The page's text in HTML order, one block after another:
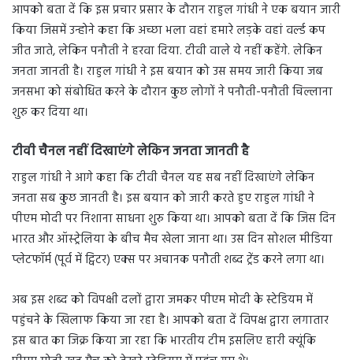
आपको बता दें कि इस प्रचार प्रसार के दौरान राहुल गांधी ने एक बयान जारी
किया जिसमें उन्होने कहा कि अच्छा भला वहां हमारे लड़के वहां वर्ल्ड कप
जीत जाते, लेकिन पनौती ने हरवा दिया. टीवी वाले ये नहीं कहेंगे. लेकिन
जनता जानती है। राहुल गांधी ने इस बयान को उस समय जारी किया जब
जनसभा को संबोधित करने के दौरान कुछ लोगों ने पनौती-पनौती चिल्लाना
शुरु कर दिया था।
टीवी चैनल नहीं दिखाएंगे लेकिन जनता जानती है
राहुल गांधी ने आगे कहा कि टीवी चैनल यह सब नहीं दिखाएंगे लेकिन
जनता सब कुछ जानती है। इस बयान को जारी करते हुए राहुल गांधी ने
पीएम मोदी पर निशाना साधना शुरु किया था। आपको बता दें कि जिस दिन
भारत और ऑस्ट्रेलिया के बीच मैच खेला जाना था। उस दिन सोशल मीडिया
प्लेटफॉर्म (पूर्व में ट्विटर) एक्स पर अचानक पनौती शब्द ट्रेंड करने लगा था।
अब इस शब्द को विपक्षी दलों द्वारा जमकर पीएम मोदी के स्टेडियम में
पहुंचने के खिलाफ किया जा रहा है। आपको बता दें विपक्ष द्वारा लगातार
इस बात का जिक्र किया जा रहा कि भारतीय टीम इसलिए हारी क्यूंकि